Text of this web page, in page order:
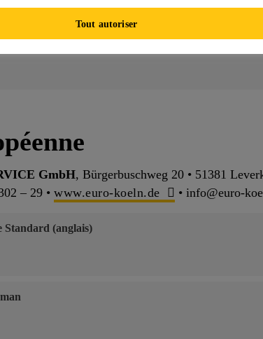
de service.
400/600 Distributeur
GmbH, Bürgerbuschweg 20 • 51381
– 29 • www.euro-koeln.de • info@euro-
Standard (anglais)
Tout autoriser